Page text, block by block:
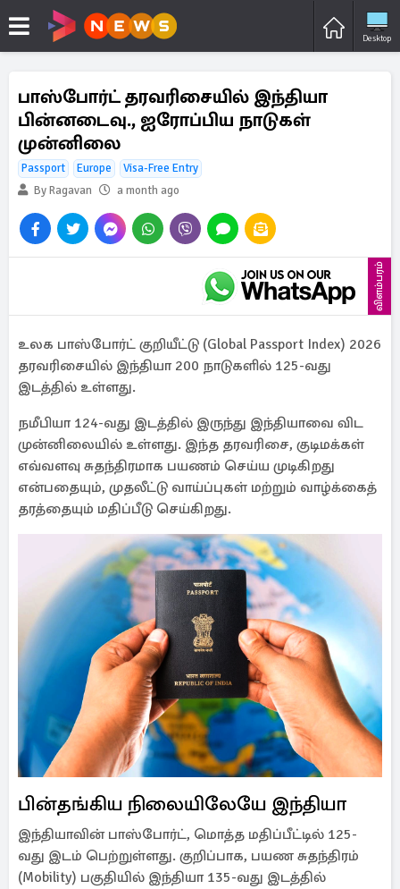
Desktop
பாஸ்போர்ட் தரவரிசையில் இந்தியா
பின்னடைவு., ஐரோப்பிய நாடுகள்
முன்னிலை
Passport Europe
Visa-Free Entry
By Ragavan
a month ago
விளம்பரம்
உலக பாஸ்போர்ட் குறியீட்டு (Global Passport Index) 2026
தரவரிசையில் இந்தியா 200 நாடுகளில் 125-வது
இடத்தில் உள்ளது.
நமீபியா 124-வது இடத்தில் இருந்து இந்தியாவை விட
முன்னிலையில் உள்ளது. இந்த தரவரிசை, குடிமக்கள்
எவ்வளவு சுதந்திரமாக பயணம் செய்ய முடிகிறது
என்பதையும், முதலீட்டு வாய்ப்புகள் மற்றும் வாழ்க்கைத்
தரத்தையும் மதிப்பீடு செய்கிறது.
பின்தங்கிய நிலையிலேயே இந்தியா
இந்தியாவின் பாஸ்போர்ட், மொத்த மதிப்பீட்டில் 125-
வது இடம் பெற்றுள்ளது. குறிப்பாக, பயண சுதந்திரம்
(Mobility) பகுதியில் இந்தியா 135-வது இடத்தில்